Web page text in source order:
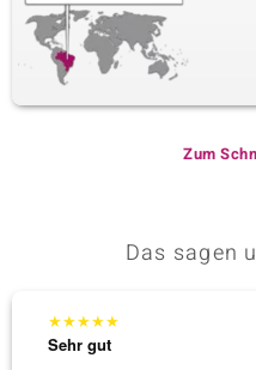
Zum
Das sagen
★★★★★
Sehr gut